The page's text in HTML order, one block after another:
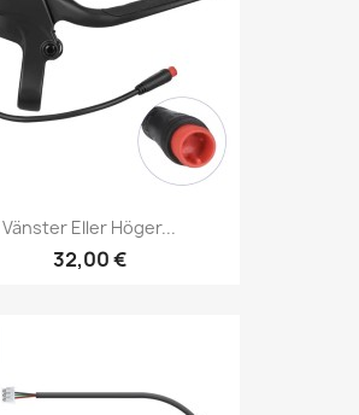
Vänster Eller Höger...
32,00 €